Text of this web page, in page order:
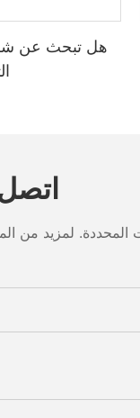
هل تبحث عن
اتصل